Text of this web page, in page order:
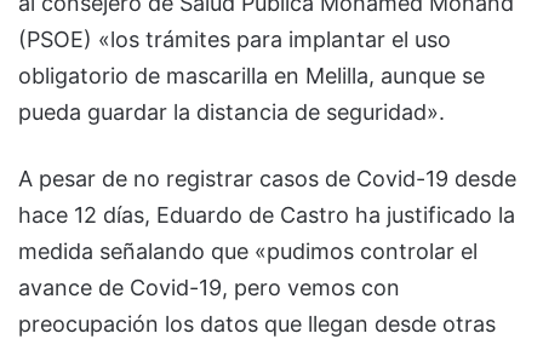
(PSOE) «los trámites para implantar el uso
obligatorio de mascarilla en Melilla, aunque se
pueda guardar la distancia de seguridad».
A pesar de no registrar casos de Covid-19 desde
hace 12 días, Eduardo de Castro ha justificado la
medida señalando que «pudimos controlar el
avance de Covid-19, pero vemos con
preocupación los datos que llegan desde otras